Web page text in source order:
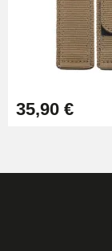
35,90 €